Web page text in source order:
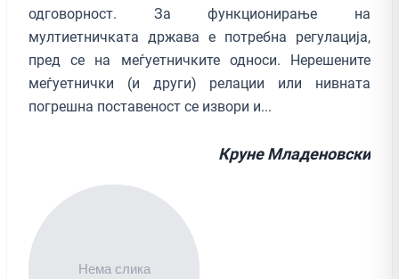
одговорност. За функционирање на
мултиетничката држава е потребна регулација,
пред се на меѓуетничките односи. Нерешените
меѓуетнички (и други) релации или нивната
погрешна поставеност се извори и...
Круне Младеновски